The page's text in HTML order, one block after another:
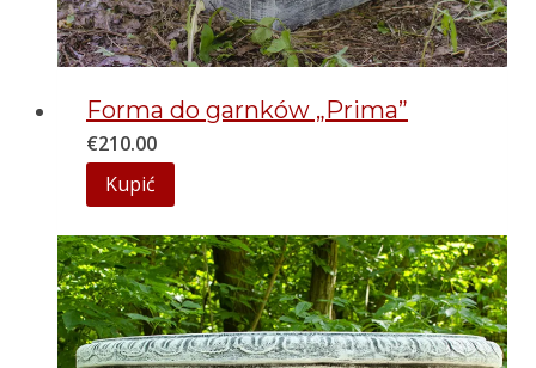
Forma do garnków „Prima”
€210.00
Kupić